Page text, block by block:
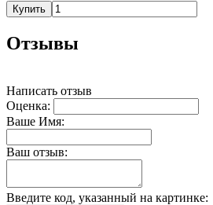
Купить
Отзывы
Написать отзыв
Оценка:
Ваше Имя:
Ваш отзыв:
Введите код, указанный на картинке: